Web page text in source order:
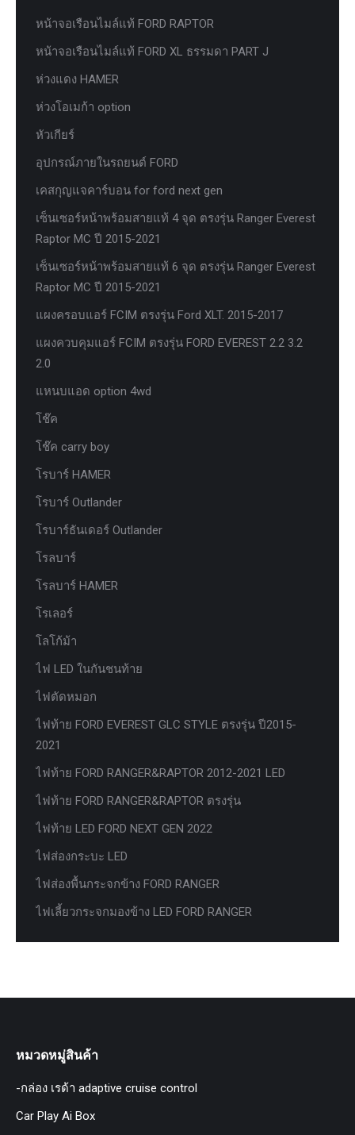
หน้าจอเรือนไมล์แท้ FORD RAPTOR
หน้าจอเรือนไมล์แท้ FORD XL ธรรมดา PART J
ห่วงแดง HAMER
ห่วงโอเมก้า option
หัวเกียร์
อุปกรณ์ภายในรถยนต์ FORD
เคสกุญแจคาร์บอน for ford next gen
เซ็นเซอร์หน้าพร้อมสายแท้ 4 จุด ตรงรุ่น Ranger Everest
Raptor MC ปี 2015-2021
เซ็นเซอร์หน้าพร้อมสายแท้ 6 จุด ตรงรุ่น Ranger Everest
Raptor MC ปี 2015-2021
แผงครอบแอร์ FCIM ตรงรุ่น Ford XLT. 2015-2017
แผงควบคุมแอร์ FCIM ตรงรุ่น FORD EVEREST 2.2 3.2
2.0
แหนบแอด option 4wd
โช๊ค
โช๊ค carry boy
โรบาร์ HAMER
โรบาร์ Outlander
โรบาร์ธันเดอร์ Outlander
โรลบาร์
โรลบาร์ HAMER
โรเลอร์
โลโก้ม้า
ไฟ LED ในกันชนท้าย
ไฟตัดหมอก
ไฟท้าย FORD EVEREST GLC STYLE ตรงรุ่น ปี2015-
2021
ไฟท้าย FORD RANGER&RAPTOR 2012-2021 LED
ไฟท้าย FORD RANGER&RAPTOR ตรงรุ่น
ไฟท้าย LED FORD NEXT GEN 2022
ไฟส่องกระบะ LED
ไฟส่องพื้นกระจกข้าง FORD RANGER
ไฟเลี้ยวกระจกมองข้าง LED FORD RANGER
หมวดหมู่สินค้า
-กล่อง เรด้า adaptive cruise control
Car Play Ai Box